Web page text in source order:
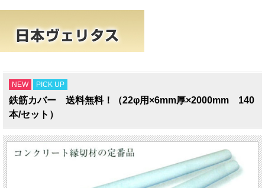
NEW PICK UP
鉄筋カバー 送料無料！（22φ用×6mm厚×2000mm 140
本/セット）